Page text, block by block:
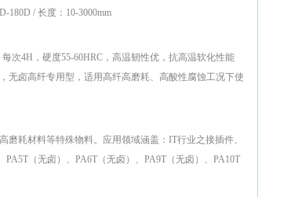
180D / 长度：10-3000mm
次4H，硬度55-60HRC，高温韧性优，抗高温软化性能
无卤高纤专用型，适用高纤高磨耗、高酸性腐蚀工况下使
耗材料等特殊物料。应用领域涵盖：IT行业之接插件、
（无卤）、PA6T（无卤）、PA9T（无卤）、PA10T